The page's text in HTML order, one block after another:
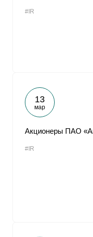
#IR
13
мар
Акционеры ПАО
#IR